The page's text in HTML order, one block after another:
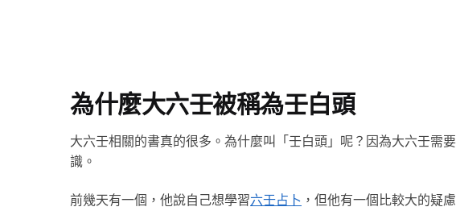
為什麼大六壬被稱為壬白頭
大六壬相關的書真的很多。為什麼叫「壬白頭」呢？因為大六壬需
識。
前幾天有一個，他說自己想學習六壬占卜 ，但他有一個比較大的疑